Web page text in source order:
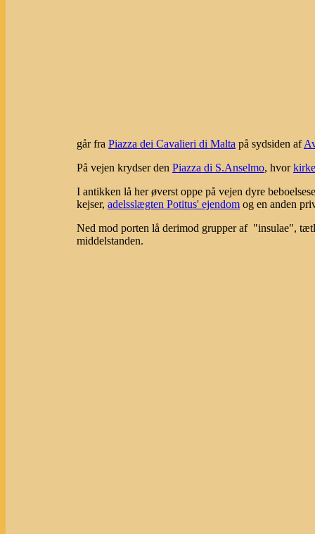
går fra Piazza dei Cavalieri di Malta på sydsiden af
På vejen krydser den Piazza di S.Anselmo, hvor
I antikken lå her øverst oppe på vejen dyre
kejser, adelsslægten Potitus' ejendom og en anden
Ned mod porten lå derimod grupper af "insulae",
middelstanden.